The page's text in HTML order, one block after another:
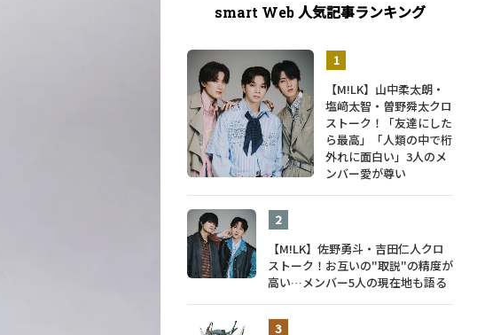
smart Web人気記事ランキング
【M!LK】山中柔太朗・
塩﨑太智・曽野舜太クロ
ストーク！「友達にした
ら最高」「人類の中で桁
外れに面白い」3人のメ
ンバー愛が尊い
【M!LK】佐野勇斗・吉田仁人クロ
ストーク！お互いの"取説"の精度が
高い…メンバー5人の現在地も語る